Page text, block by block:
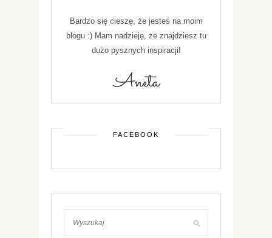
Bardzo się cieszę, że jesteś na moim
blogu :) Mam nadzieję, że znajdziesz tu
dużo pysznych inspiracji!
FACEBOOK